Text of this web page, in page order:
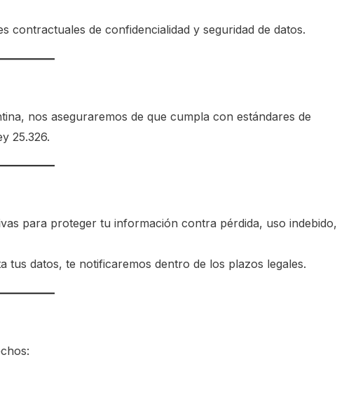
contractuales de confidencialidad y seguridad de datos.
nos aseguraremos de que cumpla con estándares de
25.326.
para proteger tu información contra pérdida, uso indebido,
tus datos, te notificaremos dentro de los plazos legales.